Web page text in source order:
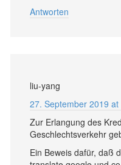
Antworten
liu-yang
27. September 2019 at
Zur Erlangung des
Geschlechtsverkehr
Ein Beweis dafür, daß